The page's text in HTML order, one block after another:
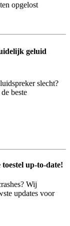
opgelost
geluid
slecht?
beste
up-to-date!
Wij
updates voor